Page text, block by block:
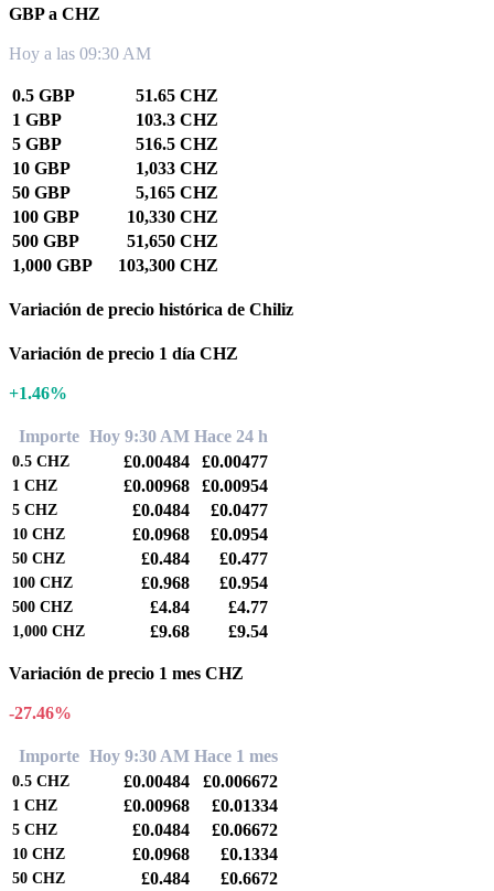
GBP a CHZ
Hoy a las 09:30 AM
0.5 GBP
51.65 CHZ
1 GBP
103.3 CHZ
5 GBP
516.5 CHZ
10 GBP
1,033 CHZ
50 GBP
5,165 CHZ
100 GBP
10,330 CHZ
500 GBP
51,650 CHZ
1,000 GBP
103,300 CHZ
Variación de precio histórica de Chiliz
Variación de precio 1 día CHZ
+1.46%
Importe Hoy 9:30 AM Hace 24 h
0.5 CHZ £0.00484 £0.00477
1 CHZ £0.00968 £0.00954
5 CHZ £0.0484 £0.0477
10 CHZ £0.0968 £0.0954
50 CHZ £0.484 £0.477
100 CHZ £0.968 £0.954
500 CHZ £4.84 £4.77
1,000 CHZ £9.68 £9.54
Variación de precio 1 mes CHZ
-27.46%
Importe Hoy 9:30 AM Hace 1 mes
0.5 CHZ £0.00484 £0.006672
1 CHZ £0.00968 £0.01334
5 CHZ £0.0484 £0.06672
10 CHZ £0.0968 £0.1334
50 CHZ £0.484 £0.6672